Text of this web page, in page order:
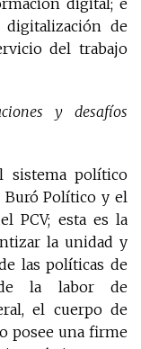
de
del trabajo
y desafíos
sistema político
Político y el
PCV; esta es la
la unidad y
las políticas de
de la labor de
el cuerpo de
posee una firme